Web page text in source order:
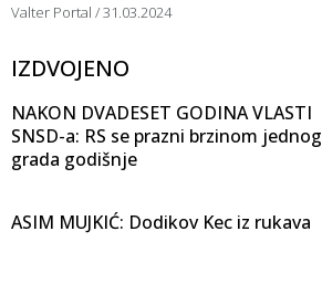
Valter Portal 31.03.2024
IZDVOJENO
NAKON DVADESET GODINA VLASTI
SNSD-a: RS se prazni brzinom jednog
grada godišnje
ASIM MUJKIĆ: Dodikov Kec iz rukava